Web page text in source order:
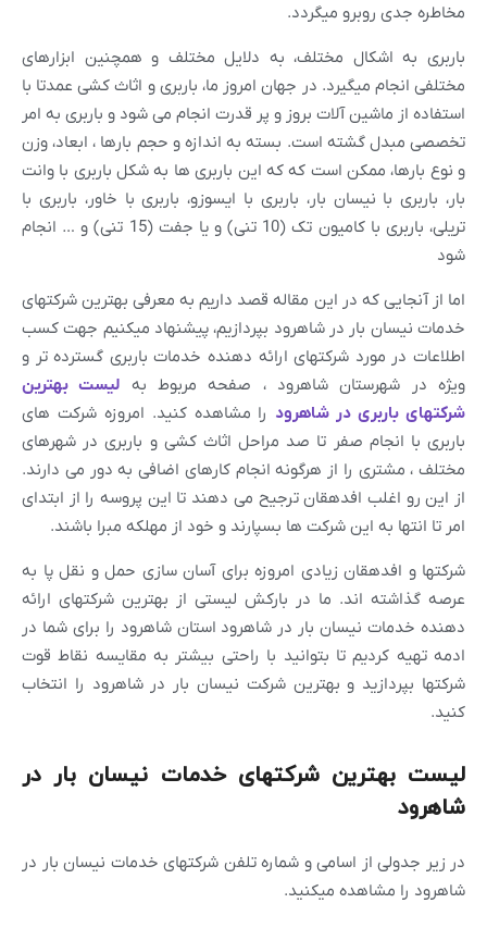
مخاطره جدی روبرو میگردد.
باربری به اشکال مختلف، به دلایل مختلف و همچنین ابزارهای
مختلفی انجام میگیرد. در جهان امروز ما، باربری و اثاث کشی عمدتا با
استفاده از ماشین آلات بروز و پر قدرت انجام می شود و باربری به امر
تخصصی مبدل گشته است. بسته به اندازه و حجم بارها ، ابعاد، وزن
و نوع بارها، ممکن است که که این باربری ها به شکل باربری با وانت
بار، باربری با نیسان بار، باربری با ایسوزو، باربری با خاور، باربری با
تریلی، باربری با کامیون تک (10 تنی) و یا جفت (15 تنی) و … انجام
شود
اما از آنجایی که در این مقاله قصد داریم به معرفی بهترین شرکتهای
خدمات نیسان بار در شاهرود بپردازیم، پیشنهاد میکنیم جهت کسب
اطلاعات در مورد شرکتهای ارائه دهنده خدمات باربری گسترده تر و
ویژه در شهرستان شاهرود ، صفحه مربوط به لیست بهترین
شرکتهای باربری در شاهرود را مشاهده کنید. امروزه شرکت های
باربری با انجام صفر تا صد مراحل اثاث کشی و باربری در شهرهای
مختلف ، مشتری را از هرگونه انجام کارهای اضافی به دور می دارند.
از این رو اغلب افدهقان ترجیح می دهند تا این پروسه را از ابتدای
امر تا انتها به این شرکت ها بسپارند و خود از مهلکه مبرا باشند.
شرکتها و افدهقان زیادی امروزه برای آسان سازی حمل و نقل پا به
عرصه گذاشته اند. ما در بارکش لیستی از بهترین شرکتهای ارائه
دهنده خدمات نیسان بار در شاهرود استان شاهرود را برای شما در
ادمه تهیه کردیم تا بتوانید با راحتی بیشتر به مقایسه نقاط قوت
شرکتها بپردازید و بهترین شرکت نیسان بار در شاهرود را انتخاب
کنید.
لیست بهترین شرکتهای خدمات نیسان بار در
شاهرود
در زیر جدولی از اسامی و شماره تلفن شرکتهای خدمات نیسان بار در
شاهرود را مشاهده میکنید.